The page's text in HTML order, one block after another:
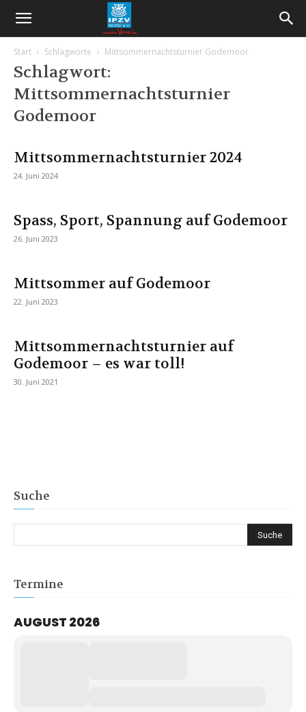
Start Schlagworte Mittsommernachtsturnier Godemoor
Schlagwort:
Mittsommernachtsturnier
Godemoor
Mittsommernachtsturnier 2024
24. Juni 2024
Spass, Sport, Spannung auf Godemoor
26. Juni 2023
Mittsommer auf Godemoor
22. Juni 2023
Mittsommernachtsturnier auf
Godemoor – es war toll!
30. Juni 2021
Suche
Termine
AUGUST 2026